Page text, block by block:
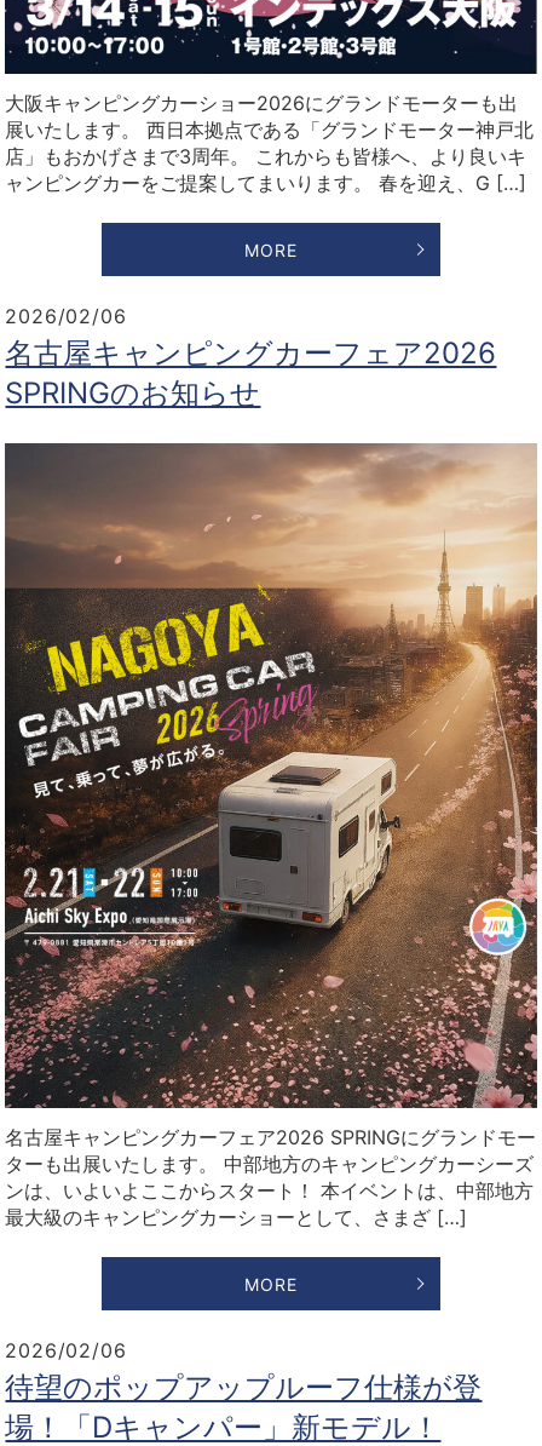
大阪キャンピングカーショー2026にグランドモーターも出
展いたします。 西日本拠点である「グランドモーター神戸北
店」もおかげさまで3周年。 これからも皆様へ、より良いキ
ャンピングカーをご提案してまいります。 春を迎え、G […]
MORE
2026/02/06
名古屋キャンピングカーフェア2026
SPRINGのお知らせ
名古屋キャンピングカーフェア2026 SPRINGにグランドモー
ターも出展いたします。 中部地方のキャンピングカーシーズ
ンは、いよいよここからスタート！ 本イベントは、中部地方
最大級のキャンピングカーショーとして、さまざ […]
MORE
2026/02/06
待望のポップアップルーフ仕様が登
場！「Dキャンパー」新モデル！